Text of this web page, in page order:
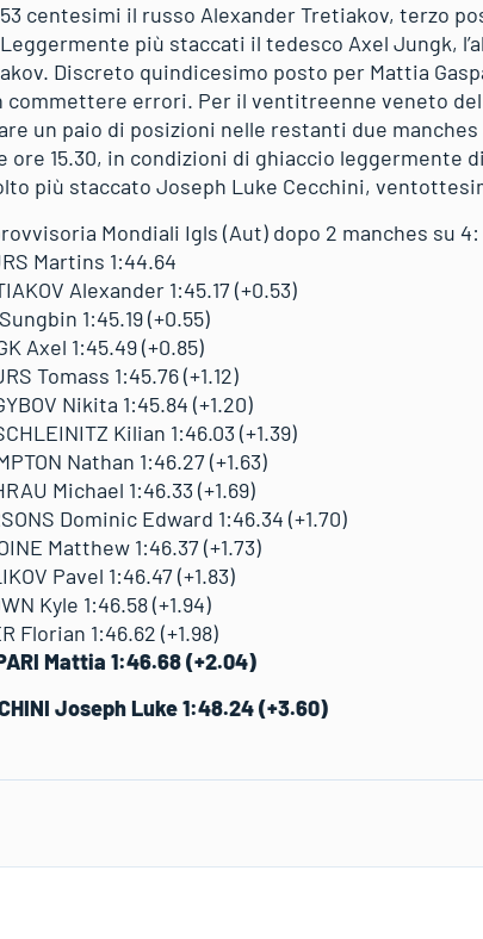
centesimi il russo Alexander Tretiakov, terzo
più staccati il tedesco Axel Jungk,
Discreto quindicesimo posto per Mattia
commettere errori. Per il ventitreenne veneto del
un paio di posizioni nelle restanti due
ore 15.30, in condizioni di ghiaccio leggermente
più staccato Joseph Luke Cecchini,
Mondiali Igls (Aut) dopo 2 manches su 4:
Martins 1:44.64
Alexander 1:45.17 (+0.53)
1:45.19 (+0.55)
Axel 1:45.49 (+0.85)
Tomass 1:45.76 (+1.12)
Nikita 1:45.84 (+1.20)
Kilian 1:46.03 (+1.39)
Nathan 1:46.27 (+1.63)
Michael 1:46.33 (+1.69)
Dominic Edward 1:46.34 (+1.70)
Matthew 1:46.37 (+1.73)
Pavel 1:46.47 (+1.83)
Kyle 1:46.58 (+1.94)
Florian 1:46.62 (+1.98)
Mattia 1:46.68 (+2.04)
Joseph Luke 1:48.24 (+3.60)